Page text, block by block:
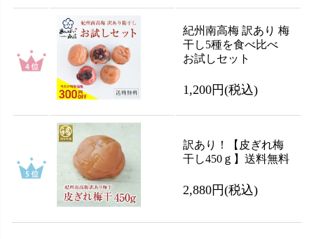
紀州南高梅 訳あり 梅
干し5種を食べ比べ
お試しセット
1,200円(税込)
訳あり！【皮ぎれ梅
干し450ｇ】送料無料
2,880円(税込)